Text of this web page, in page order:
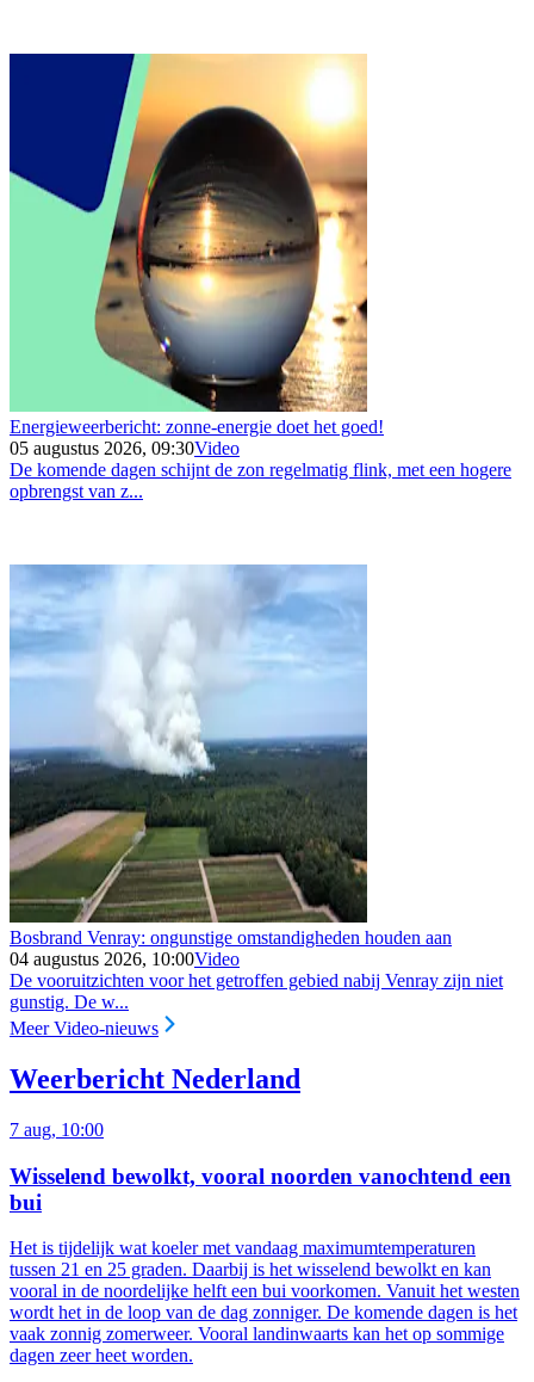
Energieweerbericht: zonne-energie doet het goed!
05 augustus 2026, 09:30Video
De komende dagen schijnt de zon regelmatig flink, met een hogere
opbrengst van z...
Bosbrand Venray: ongunstige omstandigheden houden aan
04 augustus 2026, 10:00Video
De vooruitzichten voor het getroffen gebied nabij Venray zijn niet
gunstig. De w...
Meer Video-nieuws
Weerbericht Nederland
7 aug, 10:00
Wisselend bewolkt, vooral noorden vanochtend een
bui
Het is tijdelijk wat koeler met vandaag maximumtemperaturen
tussen 21 en 25 graden. Daarbij is het wisselend bewolkt en kan
vooral in de noordelijke helft een bui voorkomen. Vanuit het westen
wordt het in de loop van de dag zonniger. De komende dagen is het
vaak zonnig zomerweer. Vooral landinwaarts kan het op sommige
dagen zeer heet worden.